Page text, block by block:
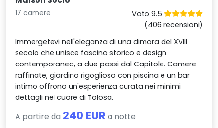
17 camere
Voto 9.5
(406 recensioni)
Immergetevi nell'eleganza di una dimora del XVIII
secolo che unisce fascino storico e design
contemporaneo, a due passi dal Capitole. Camere
raffinate, giardino rigoglioso con piscina e un bar
intimo offrono un'esperienza curata nei minimi
dettagli nel cuore di Tolosa.
A partire da 240 EUR a notte